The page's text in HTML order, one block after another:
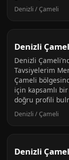
Denizli / Çameli
Denizli
Denizli
Tavsiyelerim
Çameli
için kapsamlı
doğru profili
Denizli / Çameli
Denizli